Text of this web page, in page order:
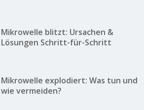
Mikrowelle blitzt: Ursachen &
Lösungen Schritt-für-Schritt
Mikrowelle explodiert: Was tun und
wie vermeiden?